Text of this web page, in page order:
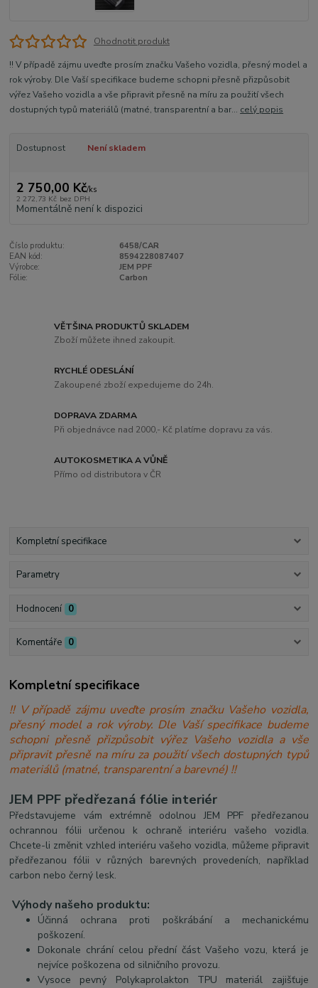
Ohodnotit produkt
!! V případě zájmu uveďte prosím značku Vašeho vozidla, přesný model a
rok výroby. Dle Vaší specifikace budeme schopni přesně přizpůsobit
výřez Vašeho vozidla a vše připravit přesně na míru za použití všech
dostupných typů materiálů (matné, transparentní a bar... celý popis
Dostupnost Není skladem
2 750,00 Kč/ks
2 272,73 Kč bez DPH
Momentálně není k dispozici
Číslo produktu:
6458/CAR
EAN kód:
8594228087407
Výrobce:
JEM PPF
Fólie:
Carbon
VĚTŠINA PRODUKTŮ SKLADEM
Zboží můžete ihned zakoupit.
RYCHLÉ ODESLÁNÍ
Zakoupené zboží expedujeme do 24h.
DOPRAVA ZDARMA
Při objednávce nad 2000,- Kč platíme dopravu za vás.
AUTOKOSMETIKA A VŮNĚ
Přímo od distributora v ČR
Kompletní specifikace
Parametry
Hodnocení 0
Komentáře 0
Kompletní specifikace
!! V případě zájmu uveďte prosím značku Vašeho vozidla,
přesný model a rok výroby. Dle Vaší specifikace budeme
schopni přesně přizpůsobit výřez Vašeho vozidla a vše
připravit přesně na míru za použití všech dostupných typů
materiálů (matné, transparentní a barevné) !!
JEM PPF předřezaná fólie interiér
Představujeme vám extrémně odolnou JEM PPF předřezanou
ochrannou fólii určenou k ochraně interiéru vašeho vozidla.
Chcete-li změnit vzhled interiéru vašeho vozidla, můžeme připravit
předřezanou fólii v různých barevných provedeních, například
carbon nebo černý lesk.
Výhody našeho produktu:
Účinná ochrana proti poškrábání a mechanickému
poškození.
Dokonale chrání celou přední část Vašeho vozu, která je
nejvíce poškozena od silničního provozu.
Vysoce pevný Polykaprolakton TPU materiál zajišťuje